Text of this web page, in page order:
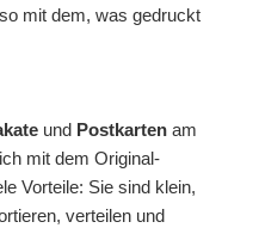
mit dem, was gedruckt
und Postkarten am
mit dem Original-
Vorteile: Sie sind klein,
verteilen und